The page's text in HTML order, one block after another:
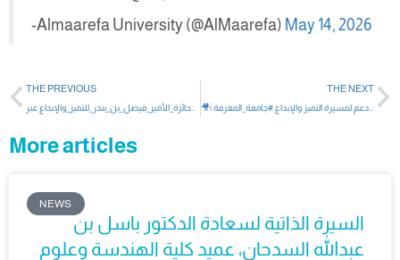
-Almaarefa University (@AlMaarefa) May 14, 2026
THE PREVIOUS THE NEXT
🎥| لقاءات مع عدد من الفائزين في #جائزة_الأمير_فيصل_بن_بندر_للتميز_والإبداع في دورتها الرابعة، يتحدثون خلالها عن تجاربهم الملهمة وإنجازاتهم في فروع الجائزة المختلفة، وما تمثله الجائزة من دعم لمسيرة التميز والإبداع.#جامعة_المعرفة
More articles
NEWS
السيرة الذاتية لسعادة الدكتور باسل بن
عبدالله السدحان، عميد كلية الهندسة وعلوم